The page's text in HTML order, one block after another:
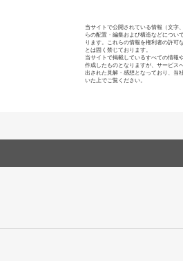
当サイトで公開されている情報（文字
らの配置・編集および構造などについ
ります。これらの情報を権利者の許可
とは固く禁じております。
当サイトで掲載しているすべての情報
作成したものとなりますが、サービス
出された見解・感想となっており、当
いた上でご覧ください。